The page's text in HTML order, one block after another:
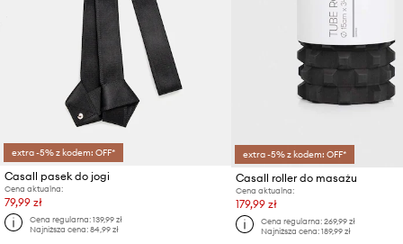
extra -5% z kodem: OFF*
Casall pasek do jogi
Cena aktualna:
79,99 zł
Cena regularna:139,99 zł
Najniższa cena:84,99 zł
extra -5% z kodem: OFF*
Casall roller do masażu
Cena aktualna:
179,99 zł
Cena regularna:269,99 zł
Najniższa cena:189,99 zł